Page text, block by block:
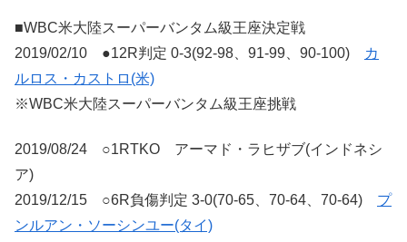
■WBC米大陸スーパーバンタム級王座決定戦
2019/02/10 ●12R判定 0-3(92-98、91-99、90-100)
カ
ルロス・カストロ(米)
※WBC米大陸スーパーバンタム級王座挑戦
2019/08/24 ○1RTKO アーマド・ラヒザブ(インドネシ
ア)
2019/12/15 ○6R負傷判定 3-0(70-65、70-64、70-64) プ
ンルアン・ソーシンユー(タイ)